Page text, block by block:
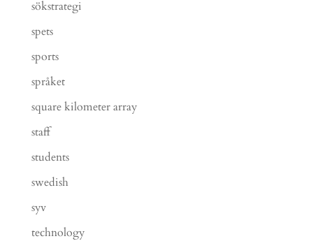
sökstrategi
spets
sports
språket
square kilometer array
staff
students
swedish
syv
technology